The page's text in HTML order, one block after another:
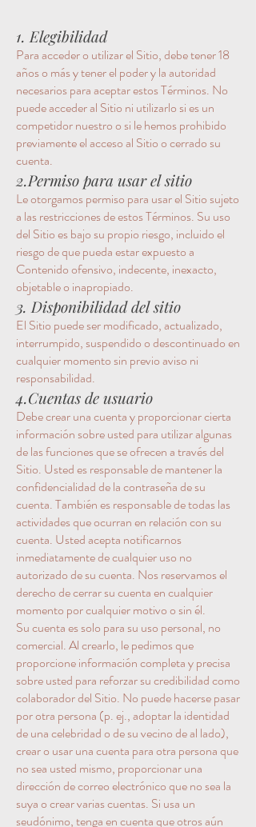
1. Elegibilidad
Para acceder o utilizar el Sitio, debe tener 18
años o más y tener el poder y la autoridad
necesarios para aceptar estos Términos. No
puede acceder al Sitio ni utilizarlo si es un
competidor nuestro o si le hemos prohibido
previamente el acceso al Sitio o cerrado su
cuenta.
2.Permiso para usar el sitio
Le otorgamos permiso para usar el Sitio sujeto
a las restricciones de estos Términos. Su uso
del Sitio es bajo su propio riesgo, incluido el
riesgo de que pueda estar expuesto a
Contenido ofensivo, indecente, inexacto,
objetable o inapropiado.
3. Disponibilidad del sitio
El Sitio puede ser modificado, actualizado,
interrumpido, suspendido o descontinuado en
cualquier momento sin previo aviso ni
responsabilidad.
4.Cuentas de usuario
Debe crear una cuenta y proporcionar cierta
información sobre usted para utilizar algunas
de las funciones que se ofrecen a través del
Sitio. Usted es responsable de mantener la
confidencialidad de la contraseña de su
cuenta. También es responsable de todas las
actividades que ocurran en relación con su
cuenta. Usted acepta notificarnos
inmediatamente de cualquier uso no
autorizado de su cuenta. Nos reservamos el
derecho de cerrar su cuenta en cualquier
momento por cualquier motivo o sin él.
Su cuenta es solo para su uso personal, no
comercial. Al crearlo, le pedimos que
proporcione información completa y precisa
sobre usted para reforzar su credibilidad como
colaborador del Sitio. No puede hacerse pasar
por otra persona (p. ej., adoptar la identidad
de una celebridad o de su vecino de al lado),
crear o usar una cuenta para otra persona que
no sea usted mismo, proporcionar una
dirección de correo electrónico que no sea la
suya o crear varias cuentas. Si usa un
seudónimo, tenga en cuenta que otros aún